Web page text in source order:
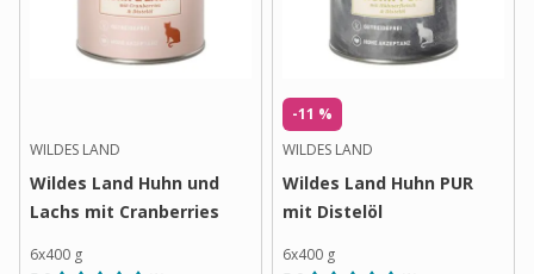
WILDES LAND
Wildes Land Huhn und
Lachs mit Cranberries
6x400 g
-11 %
WILDES LAND
Wildes Land Huhn PUR
mit Distelöl
6x400 g